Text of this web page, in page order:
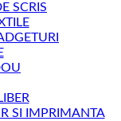
SCRIS
SI IMPRIMANTA